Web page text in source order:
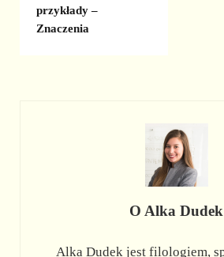
przykłady –
Znaczenia
O Alka Dudek
Alka Dudek jest filologiem,